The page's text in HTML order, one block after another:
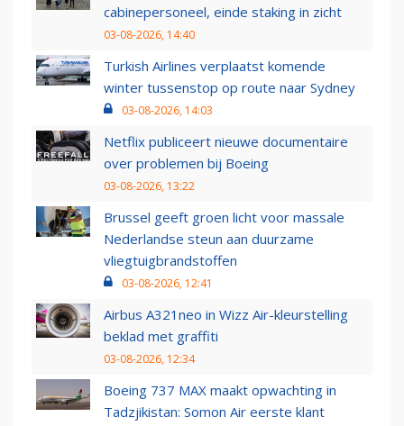
cabinepersoneel, einde staking in zicht
03-08-2026, 14:40
Turkish Airlines verplaatst komende
winter tussenstop op route naar Sydney
03-08-2026, 14:03
Netflix publiceert nieuwe documentaire
over problemen bij Boeing
03-08-2026, 13:22
Brussel geeft groen licht voor massale
Nederlandse steun aan duurzame
vliegtuigbrandstoffen
03-08-2026, 12:41
Airbus A321neo in Wizz Air-kleurstelling
beklad met graffiti
03-08-2026, 12:34
Boeing 737 MAX maakt opwachting in
Tadzjikistan: Somon Air eerste klant